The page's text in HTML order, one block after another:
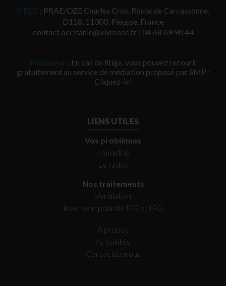
SIÈGE : PRAE/OZE Charles Cros, Route de Carcassonne,
D118, 11300, Pieusse, France
contact.occitanie@vivrosec.fr | ‭04 68 69 90 44‬
Médiateur : En cas de litige, vous pouvez recourir
gratuitement au service de médiation proposé par SMP :
Cliquez-ici
LIENS UTILES
Vos problèmes
Humidité
Le radon
Nos traitements
Ventilation
Inverseur polarité IPE et IPG
À propos
Actualités
Contactez-nous